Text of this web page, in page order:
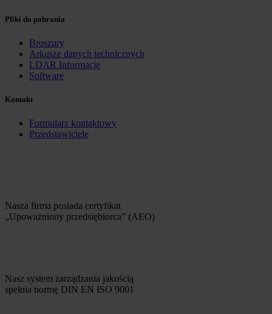
Pliki do pobrania
Broszury
Arkusze danych technicznych
LDAR Informacje
Software
Kontakt
Formularz kontaktowy
Przedstawiciele
Nasza firma posiada certyfikat
„Upoważniony przedsiębiorca” (AEO)
Nasz system zarządzania jakością
spełnia normę DIN EN ISO 9001